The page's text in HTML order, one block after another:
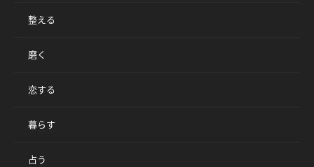
整える
磨く
恋する
暮らす
占う